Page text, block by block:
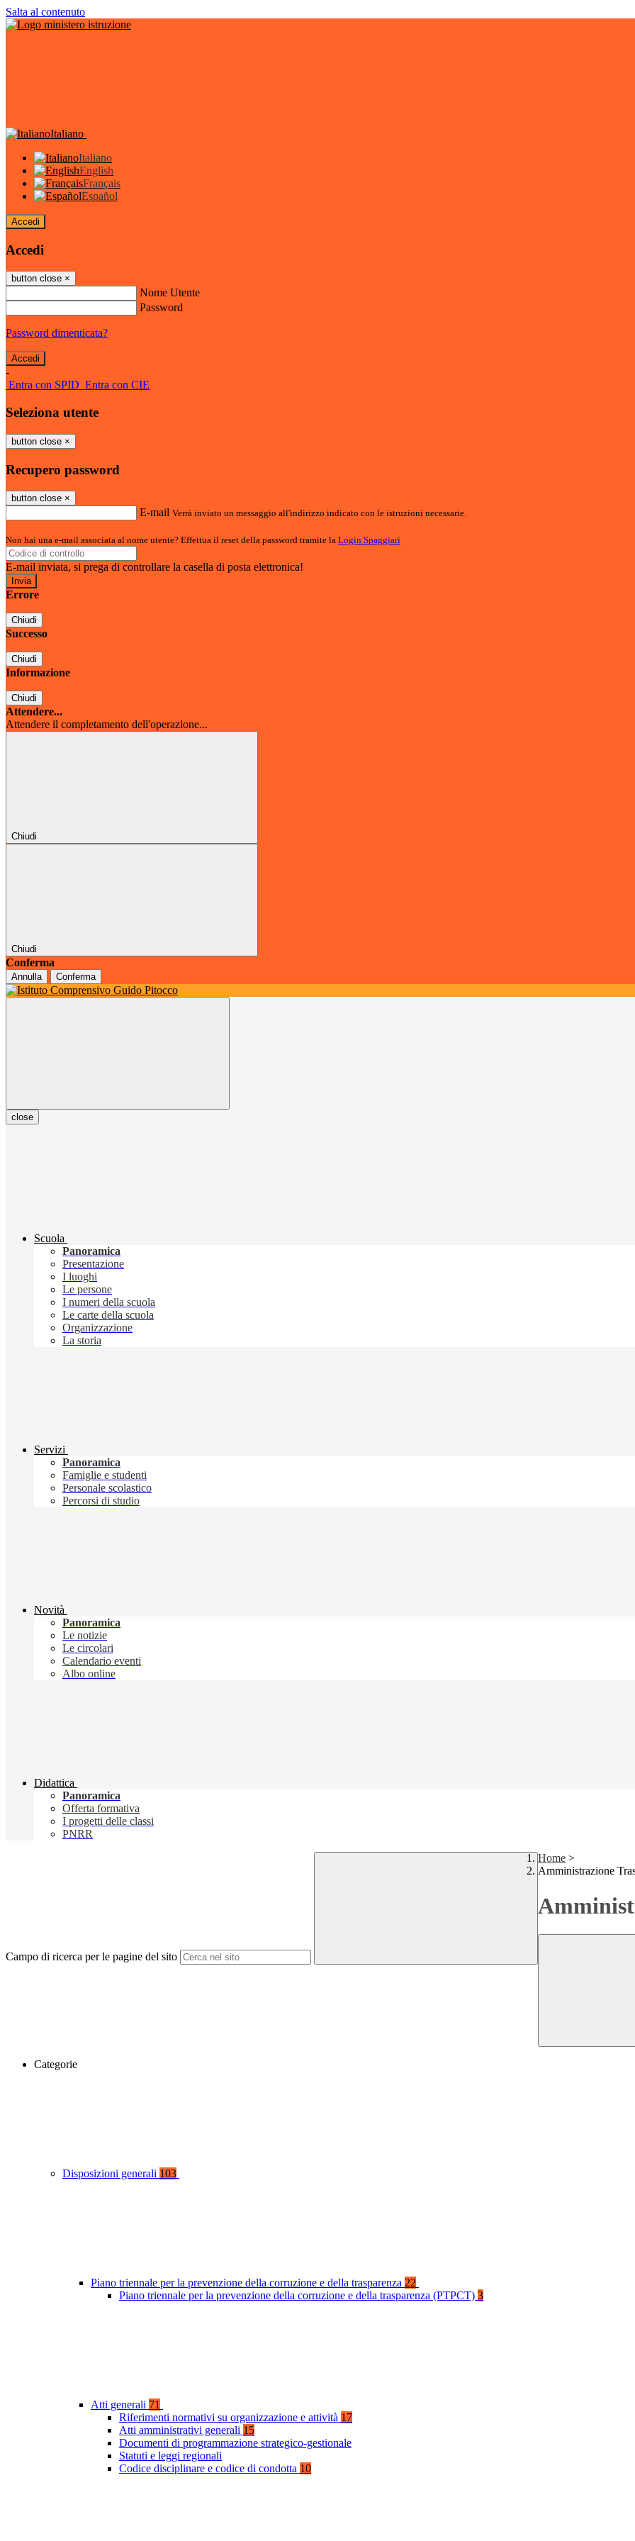
Salta al contenuto
Italiano
Italiano
English
Français
Español
Accedi
Accedi
button close ×
Nome Utente
Password
Password dimenticata?
-
Entra con SPID Entra con CIE
Seleziona utente
button close ×
Recupero password
button close ×
E-mail Verrà inviato un messaggio all'indirizzo indicato con le istruzioni necessarie.
Non hai una e-mail associata al nome utente? Effettua il reset della password tramite la Login Spaggiari
E-mail inviata, si prega di controllare la casella di posta elettronica!
Errore
Chiudi
Successo
Chiudi
Informazione
Chiudi
Attendere...
Attendere il completamento dell'operazione...
Chiudi
Chiudi
Conferma
Annulla Conferma
close
Scuola
Panoramica
Presentazione
I luoghi
Le persone
I numeri della scuola
Le carte della scuola
Organizzazione
La storia
Servizi
Panoramica
Famiglie e studenti
Personale scolastico
Percorsi di studio
Novità
Panoramica
Le notizie
Le circolari
Calendario eventi
Albo online
Didattica
Panoramica
Offerta formativa
I progetti delle classi
PNRR
Campo di ricerca per le pagine del sito
Home >
Amministrazione
Categorie
Disposizioni generali 103
Piano triennale per la prevenzione della corruzione e della trasparenza 22
Piano triennale per la prevenzione della corruzione e della trasparenza (PTPCT) 3
Atti generali 71
Riferimenti normativi su organizzazione e attività 17
Atti amministrativi generali 15
Documenti di programmazione strategico-gestionale
Statuti e leggi regionali
Codice disciplinare e codice di condotta 10